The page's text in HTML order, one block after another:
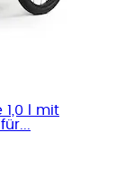
1,0 l mit